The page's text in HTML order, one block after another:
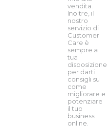
vendita.
Inoltre, il
nostro
servizio di
Customer
Care è
sempre a
tua
disposizione
per darti
consigli su
come
migliorare e
potenziare
il tuo
business
online.